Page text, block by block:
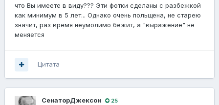
что Вы имеете в виду??? Эти фотки сделаны с разбежкой
как минимум в 5 лет... Однако очень польщена, не старею
значит, раз время неумолимо бежит, а "выражение" не
меняется
Цитата
СенаторДжексон 25